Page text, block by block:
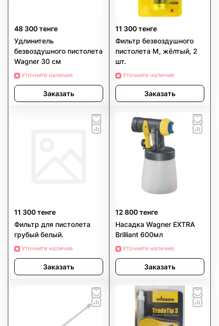
48 300 тенге
Удлинитель
безвоздушного пистолета
Wagner 30 см
Уточните наличие
Заказать
11 300 тенге
Фильтр безвоздушного
пистолета M, жёлтый, 2
шт.
Уточните наличие
Заказать
11 300 тенге
Фильтр для пистолета
грубый белый.
Уточните наличие
Заказать
12 800 тенге
Насадка Wagner EXTRA
Brilliant 600мл
Уточните наличие
Заказать